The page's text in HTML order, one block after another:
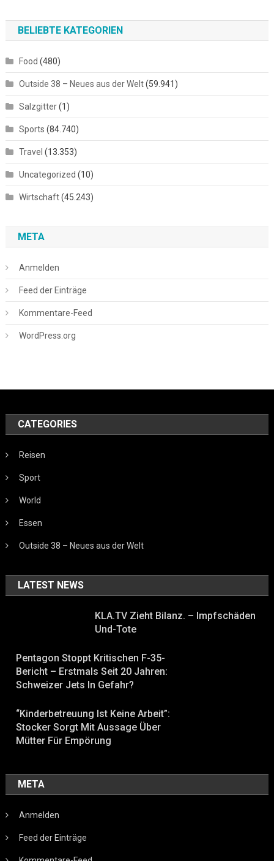
BELIEBTE KATEGORIEN
Food (480)
Outside 38 – Neues aus der Welt(59.941)
Salzgitter(1)
Sports (84.740)
Travel (13.353)
Uncategorized (10)
Wirtschaft(45.243)
META
Anmelden
Feed der Einträge
Kommentare-Feed
WordPress.org
CATEGORIES
Reisen
Sport
World
Essen
Outside 38 – Neues aus der Welt
LATEST NEWS
KLA.TV Zieht Bilanz. – Impfschäden
Und-Tote
Pentagon Stoppt Kritischen F-35-
Bericht – Erstmals Seit 20 Jahren:
Schweizer Jets In Gefahr?
“Kinderbetreuung Ist Keine Arbeit”:
Stocker Sorgt Mit Aussage Über
Mütter Für Empörung
META
Anmelden
Feed der Einträge